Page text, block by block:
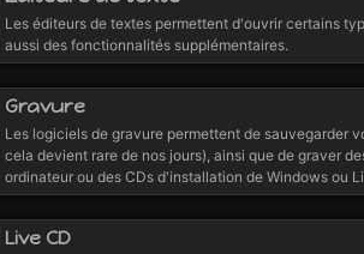
Les éditeurs de textes permettent d'ouvrir certains
aussi des fonctionnalités supplémentaires.
Gravure
Les logiciels de gravure permettent de sauvegarder
cela devient rare de nos jours), ainsi que de graver
ordinateur ou des CDs d'installation de Windows ou
Live CD